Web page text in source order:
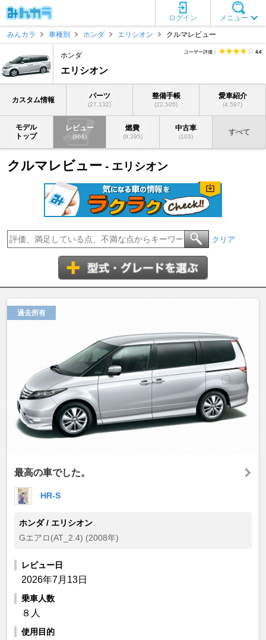
メニュー
ログイン
みんカラ
車種別 ホンダ エリシオン クルマレビュー
ホンダ
エリシオン
ユーザー評価： 4.4
カスタム情報 パーツ
(27,132)
整備手帳
(22,505)
愛車紹介
(4,597)
モデル
トップ
レビュー
(968)
燃費
(9,395)
中古車
(103)
すべて
クルマレビュー - エリシオン
クリア
過去所有
最高の車でした。
HR-S
ホンダ / エリシオン
Gエアロ(AT_2.4) (2008年)
レビュー日
2026年7月13日
乗車人数
８人
使用目的